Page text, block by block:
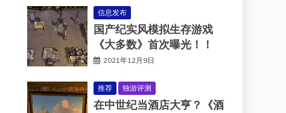
信息发布
国产纪实风模拟生存游戏
《大多数》首次曝光！！
2021年12月9日
推荐 独游评测
在中世纪当酒店大亨？《酒